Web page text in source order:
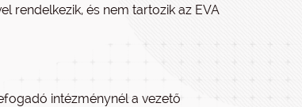
rendelkezik, és nem tartozik az EVA
intézménynél a vezető